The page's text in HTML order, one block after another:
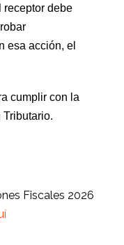
receptor debe
esa acción, el
cumplir con la
Fiscales 2026